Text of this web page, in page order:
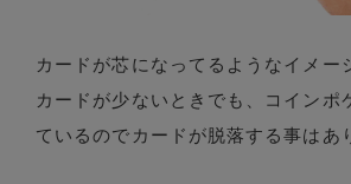
カードが芯になってるようなイメー
カードが少ないときでも、コインポ
ているのでカードが脱落する事はあ